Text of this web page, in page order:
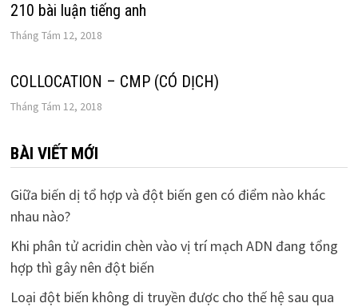
210 bài luận tiếng anh
Tháng Tám 12, 2018
COLLOCATION – CMP (CÓ DỊCH)
Tháng Tám 12, 2018
BÀI VIẾT MỚI
Giữa biến dị tổ hợp và đột biến gen có điểm nào khác
nhau nào?
Khi phân tử acridin chèn vào vị trí mạch ADN đang tổng
hợp thì gây nên đột biến
Loại đột biến không di truyền được cho thế hệ sau qua